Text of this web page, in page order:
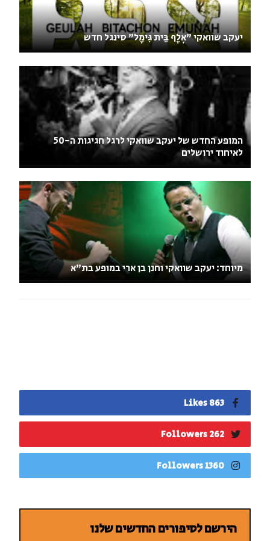
יעקב שוואקי "אָלֶף בֵּית גִּימֶל" סינגל חדש
המופע החדש של יעקב שוואקי לרגל חגיגות ה-50
לאיחוד ירושלים
מיוחד: יעקב שוואקי וחנן בן ארי במופע בת"א
863 Likes
262 Followers
1360 Followers